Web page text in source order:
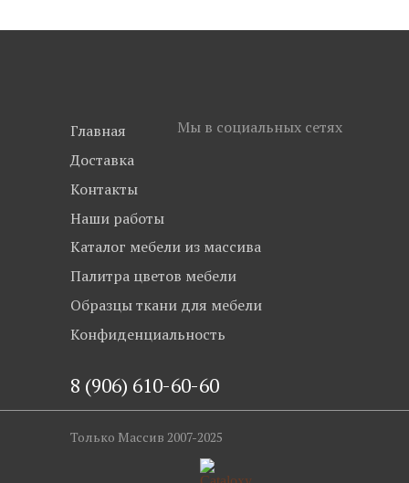
8 (906) 610-60-60
Главная
Доставка
Контакты
Наши работы
Каталог мебели из массива
Палитра цветов мебели
Образцы ткани для мебели
Конфиденциальность
Мы в социальных сетях
Только Массив 2007-2025